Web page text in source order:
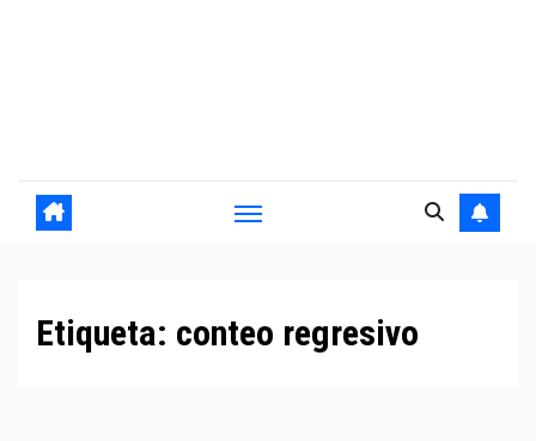
Etiqueta: conteo regresivo